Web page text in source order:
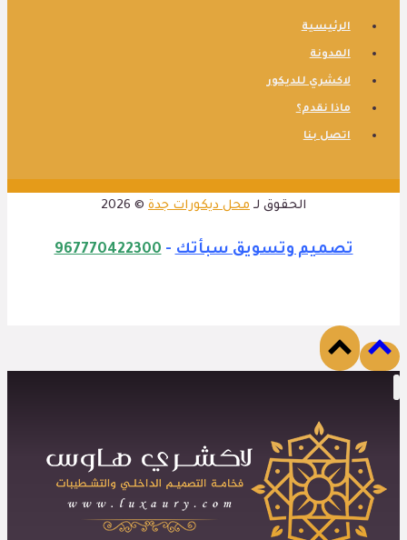
الرئيسية
المدونة
لاكشري للديكور
ماذا نقدم؟
اتصل بنا
الحقوق لـ محل ديكورات جدة © 2026
تصميم وتسويق سبأتك-
967770422300